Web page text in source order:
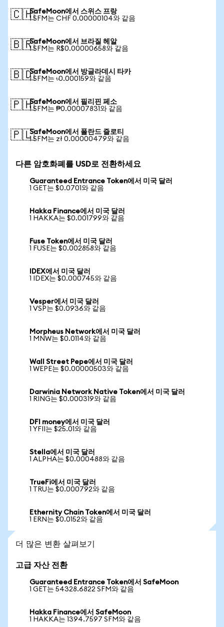
🇨🇭SafeMoon에서 스위스 프랑
1 SFM는 CHF 0.00000104와 같음
🇧🇷SafeMoon에서 브라질 헤알
1 SFM는 R$0.00000658와 같음
🇧🇩SafeMoon에서 방글라데시 타카
1 SFM는 ৳0.000159와 같음
🇵🇭SafeMoon에서 필리핀 페소
1 SFM는 ₱0.00007831와 같음
🇵🇱SafeMoon에서 폴란드 즐로티
1 SFM는 zł 0.00000479와 같음
다른 암호화폐를 USD로 전환하세요
Guaranteed Entrance Token에서 미국 달러
1 GET는 $0.0701와 같음
Hakka Finance에서 미국 달러
1 HAKKA는 $0.001799와 같음
Fuse Token에서 미국 달러
1 FUSE는 $0.002858와 같음
IDEX에서 미국 달러
1 IDEX는 $0.000745와 같음
Vesper에서 미국 달러
1 VSP는 $0.0936와 같음
Morpheus Network에서 미국 달러
1 MNW는 $0.0114와 같음
Wall Street Pepe에서 미국 달러
1 WEPE는 $0.00000503와 같음
Darwinia Network Native Token에서 미국 달러
1 RING는 $0.000319와 같음
DFI money에서 미국 달러
1 YFII는 $25.01와 같음
Stella에서 미국 달러
1 ALPHA는 $0.000488와 같음
TrueFi에서 미국 달러
1 TRU는 $0.000792와 같음
Ethernity Chain Token에서 미국 달러
1 ERN는 $0.0152와 같음
더 많은 변환 살펴보기
고급 자산 전환
Guaranteed Entrance Token에서 SafeMoon
1 GET는 54328.6822 SFM와 같음
Hakka Finance에서 SafeMoon
1 HAKKA는 1394.7597 SFM와 같음